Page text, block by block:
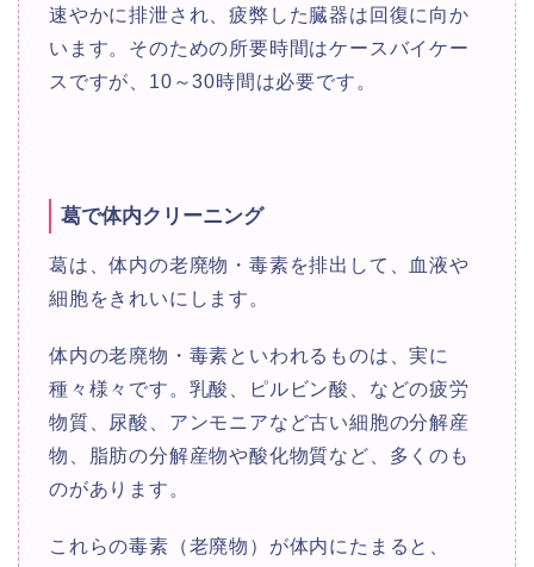
速やかに排泄され、疲弊した臓器は回復に向か
います。そのための所要時間はケースバイケー
スですが、10～30時間は必要です。
葛で体内クリーニング
葛は、体内の老廃物・毒素を排出して、血液や
細胞をきれいにします。
体内の老廃物・毒素といわれるものは、実に
種々様々です。乳酸、ピルビン酸、などの疲労
物質、尿酸、アンモニアなど古い細胞の分解産
物、脂肪の分解産物や酸化物質など、多くのも
のがあります。
これらの毒素（老廃物）が体内にたまると、